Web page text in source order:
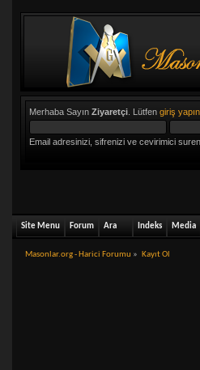
Merhaba Sayın Ziyaretçi. Lütfen giriş yapın
Email adresinizi, sifrenizi ve cevirimici
Site Menu Forum Ara Indeks Media
Masonlar.org - Harici Forumu » Kayıt Ol